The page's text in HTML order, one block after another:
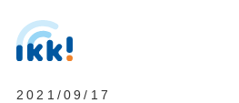
2021/09/17